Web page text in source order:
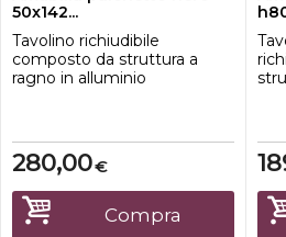
50x142...
Tavolino richiudibile
composto da struttura a
ragno in alluminio
alluminio.Caratteristiche-
dimensione 50x142 cm-
Altezza 100cm-Ripiano in
Multistrato di betulla-teste di
appoggio in nylon;-tubi
€
280,00
Compra